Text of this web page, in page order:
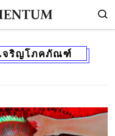
จริญโภคภัณฑ์